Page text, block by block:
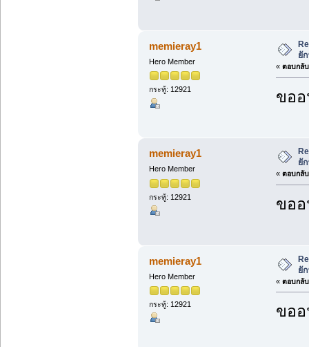
memieray1
Hero Member
กระทู้: 12921
ยั
« ตอบกลั
ขอ
memieray1
Hero Member
กระทู้: 12921
ยั
« ตอบกลั
ขอ
memieray1
Hero Member
กระทู้: 12921
ยั
« ตอบกลั
ขอ